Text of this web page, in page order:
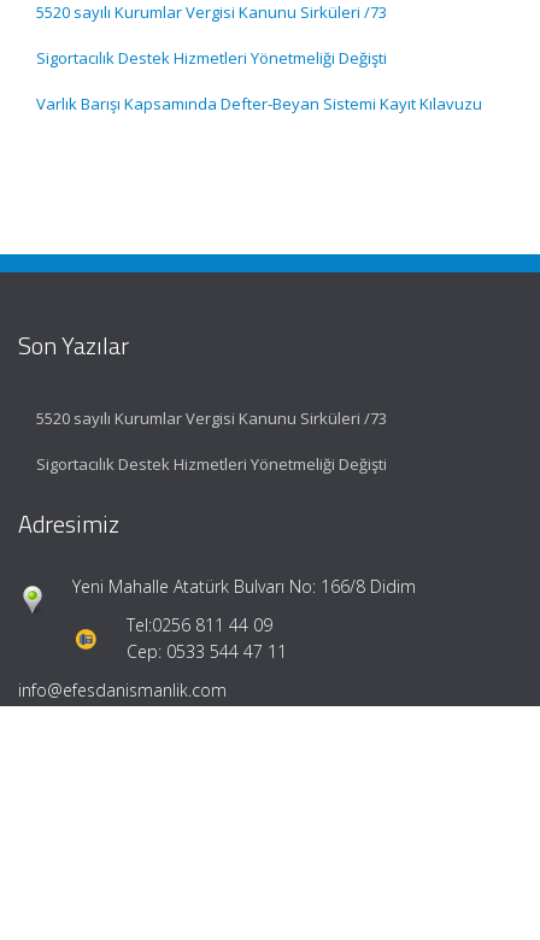
5520 sayılı Kurumlar Vergisi Kanunu Sirküleri /73
Sigortacılık Destek Hizmetleri Yönetmeliği Değişti
Varlık Barışı Kapsamında Defter-Beyan Sistemi Kayıt Kılavuzu
Son Yazılar
5520 sayılı Kurumlar Vergisi Kanunu Sirküleri /73
Sigortacılık Destek Hizmetleri Yönetmeliği Değişti
Adresimiz
Yeni Mahalle Atatürk Bulvarı No: 166/8 Didim
Tel:0256 811 44 09
Cep: 0533 544 47 11
info@efesdanismanlik.com